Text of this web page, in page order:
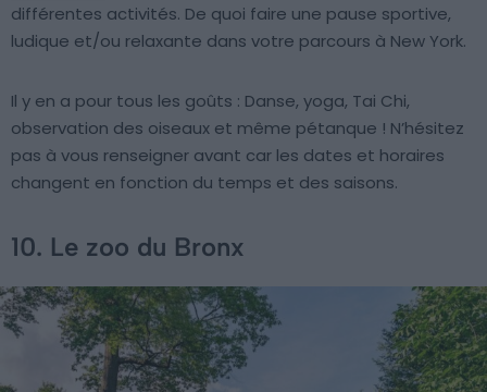
différentes activités. De quoi faire une pause sportive,
ludique et/ou relaxante dans votre parcours à New York.
Il y en a pour tous les goûts : Danse, yoga, Tai Chi,
observation des oiseaux et même pétanque ! N’hésitez
pas à vous renseigner avant car les dates et horaires
changent en fonction du temps et des saisons.
10. Le zoo du Bronx